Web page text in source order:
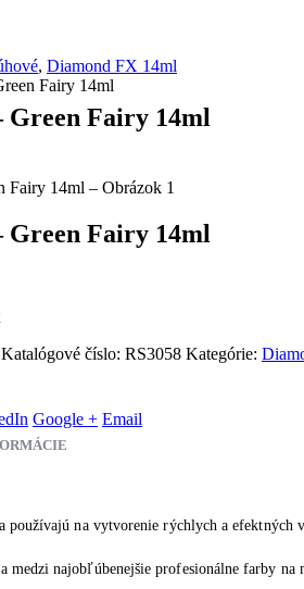
, Diamond FX 14ml
Fairy 14ml
Green Fairy 14ml
Green Fairy 14ml
Katalógové číslo: RS3058 Kategórie:
Google + Email
používajú na vytvorenie rýchlych a
medzi najobľúbenejšie profesionálne farby na